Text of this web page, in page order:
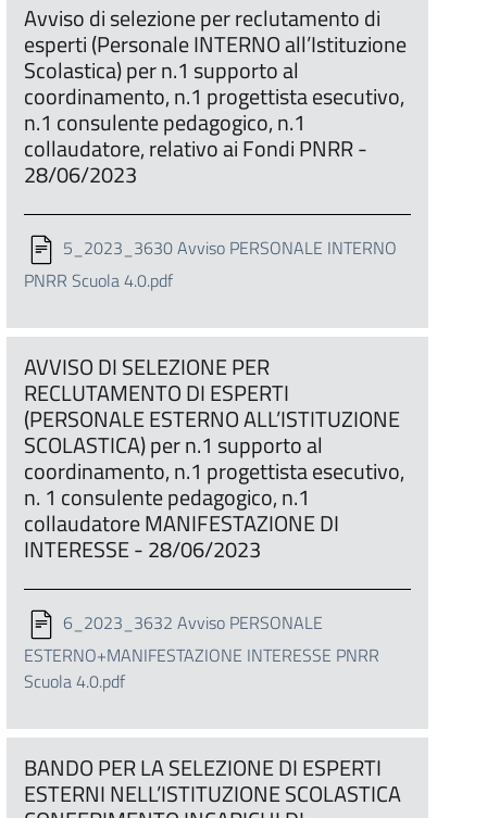
Avviso di selezione per reclutamento di
esperti (Personale INTERNO all’Istituzione
Scolastica) per n.1 supporto al
coordinamento, n.1 progettista esecutivo,
n.1 consulente pedagogico, n.1
collaudatore, relativo ai Fondi PNRR -
28/06/2023
5_2023_3630 Avviso PERSONALE INTERNO
PNRR Scuola 4.0.pdf
AVVISO DI SELEZIONE PER
RECLUTAMENTO DI ESPERTI
(PERSONALE ESTERNO ALL’ISTITUZIONE
SCOLASTICA) per n.1 supporto al
coordinamento, n.1 progettista esecutivo,
n. 1 consulente pedagogico, n.1
collaudatore MANIFESTAZIONE DI
INTERESSE - 28/06/2023
6_2023_3632 Avviso PERSONALE
ESTERNO+MANIFESTAZIONE INTERESSE PNRR
Scuola 4.0.pdf
BANDO PER LA SELEZIONE DI ESPERTI
ESTERNI NELL’ISTITUZIONE SCOLASTICA